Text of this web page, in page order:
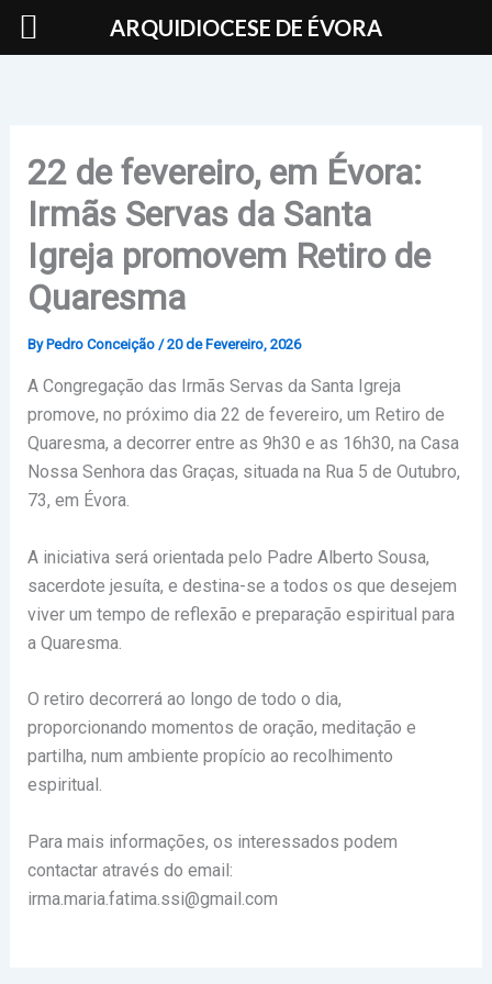
Skip
22 de fevereiro, em Évora:
Irmãs Servas da Santa
Igreja promovem Retiro de
Quaresma
By Pedro Conceição /20 de Fevereiro, 2026
A Congregação das Irmãs Servas da Santa Igreja
promove, no próximo dia 22 de fevereiro, um Retiro de
Quaresma, a decorrer entre as 9h30 e as 16h30, na Casa
Nossa Senhora das Graças, situada na Rua 5 de Outubro,
73, em Évora.
A iniciativa será orientada pelo Padre Alberto Sousa,
sacerdote jesuíta, e destina-se a todos os que desejem
viver um tempo de reflexão e preparação espiritual para
a Quaresma.
O retiro decorrerá ao longo de todo o dia,
proporcionando momentos de oração, meditação e
partilha, num ambiente propício ao recolhimento
espiritual.
Para mais informações, os interessados podem
contactar através do email:
irma.maria.fatima.ssi@gmail.com
ARQUIDIOCESE DE ÉVORA